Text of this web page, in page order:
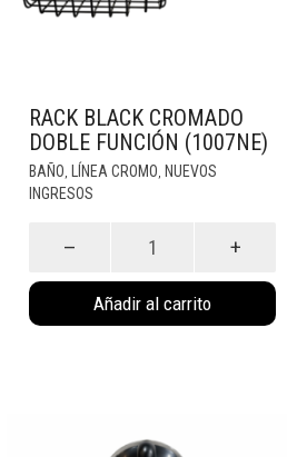
RACK BLACK CROMADO
DOBLE FUNCIÓN (1007NE)
BAÑO, LÍNEA CROMO, NUEVOS
INGRESOS
Doble
(1007Ne)
Añadir al carrito